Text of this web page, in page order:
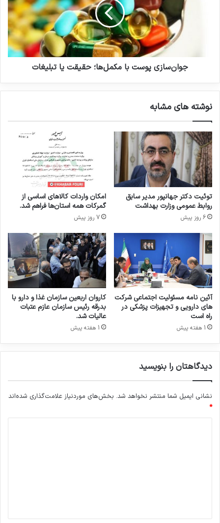
ر
ا
ل
ا
س
ت
ف
ا
د
ه
ک
ن
د
ا
م
ل‌
ه
ا
؛
ح
ق
ی
ق
ت
ی
ا
ت
ب
ل
ی
غ
ا
ت
جوان‌سازی پوست با مکمل‌ها؛ حقیقت یا تبلیغات
نوشته های مشابه
توئیت دکتر جهانپور مدیر سابق
روابط عمومی وزارت بهداشت
6 روز پیش
امکان واردات کالاهای اساسی از
گمرکات همه استان‌ها فراهم شد.
7 روز پیش
آئین نامه مسئولیت اجتماعی شرکت
های دارویی و تجهیزات پزشکی در
راه است
1 هفته پیش
کاروان اربعین سازمان غذا و دارو با
بدرقه رئیس سازمان عازم عتبات
عالیات شد.
1 هفته پیش
دیدگاهتان را بنویسید
نشانی ایمیل شما منتشر نخواهد شد. بخش‌های موردنیاز علامت‌گذاری شده‌اند
*